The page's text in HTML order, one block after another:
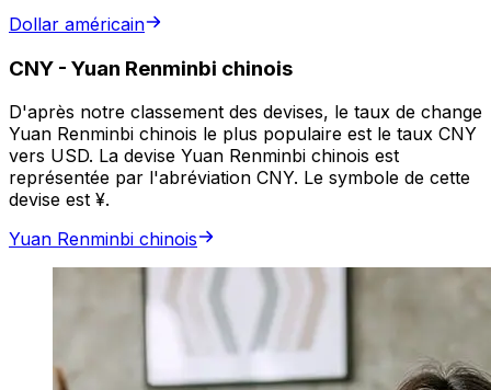
Dollar américain
CNY - Yuan Renminbi chinois
D'après notre classement des devises, le taux de change
Yuan Renminbi chinois le plus populaire est le taux CNY
vers USD. La devise Yuan Renminbi chinois est
représentée par l'abréviation CNY. Le symbole de cette
devise est ¥.
Yuan Renminbi chinois